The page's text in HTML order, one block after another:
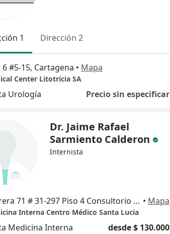
1 Dirección 2
6 #5-15, Cartagena • Mapa
Center Litotricia SA
Urología Precio sin especificar
Dr. Jaime Rafael
Sarmiento Calderon
Internista
Carrera 71 # 31-297 Piso 4 Consultorio 412 Centro Medico Santa Lucia, Cartagena • Mapa
Interna Centro Médico Santa Lucia
Medicina Interna desde $ 130.000